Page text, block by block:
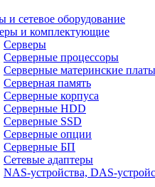
и сетевое оборудование
и комплектующие
Серверы
Серверные процессоры
Серверные материнские платы
Серверная память
Серверные корпуса
Серверные HDD
Серверные SSD
Серверные опции
Серверные БП
Сетевые адаптеры
NAS-устройства, DAS-